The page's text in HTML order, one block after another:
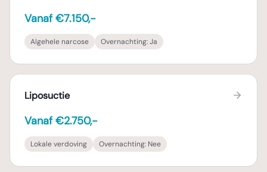
Vanaf €7.150,-
Algehele narcose Overnachting:Ja
Liposuctie
Vanaf €2.750,-
Lokale verdoving Overnachting: Nee